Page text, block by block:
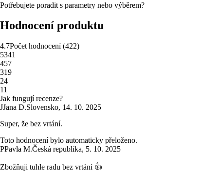
Potřebujete poradit s parametry nebo výběrem?
Hodnocení produktu
4.7Počet hodnocení(422)
5341
457
319
24
11
Jak fungují recenze?
JJana D.Slovensko, 14. 10. 2025
Super, že bez vrtání.
Toto hodnocení bylo automaticky přeloženo.
PPavla M.Česká republika, 5. 10. 2025
Zbožňuji tuhle radu bez vrtání 👍